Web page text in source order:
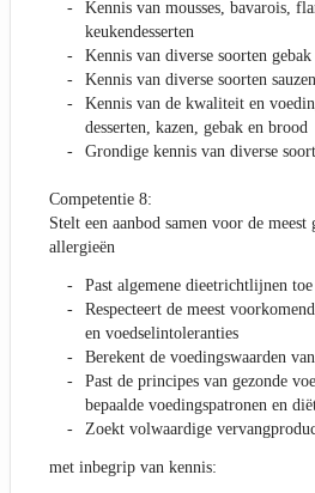
Kennis van mousses, bavarois,
keukendesserten
Kennis van diverse soorten
Kennis van diverse soorten
Kennis van de kwaliteit en
desserten, kazen, gebak en brood
Grondige kennis van diverse
Competentie 8:
Stelt een aanbod samen voor de meest
allergieën
Past algemene dieetrichtlijnen toe
Respecteert de meest
en voedselintoleranties
Berekent de voedingswaarden
Past de principes van gezonde
bepaalde voedingspatronen en
Zoekt volwaardige
met inbegrip van kennis: